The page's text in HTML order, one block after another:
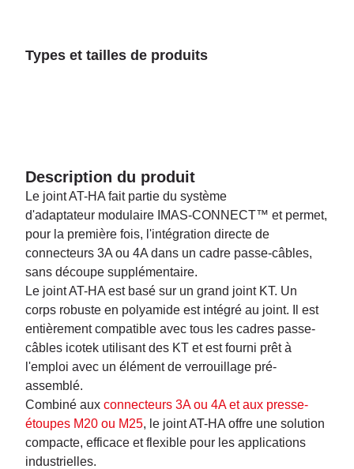
Types et tailles de produits
Description du produit
Le joint AT-HA fait partie du système
d'adaptateur modulaire IMAS-CONNECT™ et permet,
pour la première fois, l'intégration directe de
connecteurs 3A ou 4A dans un cadre passe-câbles,
sans découpe supplémentaire.
Le joint AT-HA est basé sur un grand joint KT. Un
corps robuste en polyamide est intégré au joint. Il est
entièrement compatible avec tous les cadres passe-
câbles icotek utilisant des KT et est fourni prêt à
l'emploi avec un élément de verrouillage pré-
assemblé.
Combiné aux connecteurs 3A ou 4A et aux presse-
étoupes M20 ou M25, le joint AT-HA offre une solution
compacte, efficace et flexible pour les applications
industrielles.